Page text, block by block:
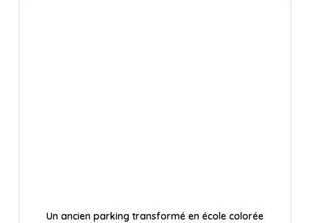
Un ancien parking transformé en école colorée